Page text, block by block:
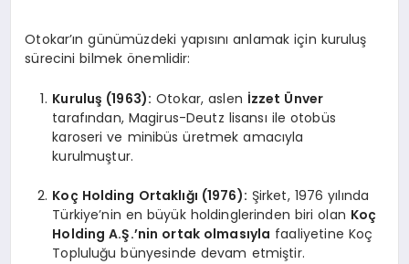
Otokar’ın günümüzdeki yapısını anlamak için kuruluş
sürecini bilmek önemlidir:
Kuruluş (1963): Otokar, aslen İzzet Ünver
tarafından, Magirus-Deutz lisansı ile otobüs
karoseri ve minibüs üretmek amacıyla
kurulmuştur.
Koç Holding Ortaklığı (1976): Şirket, 1976 yılında
Türkiye’nin en büyük holdinglerinden biri olan Koç
Holding A.Ş.’nin ortak olmasıyla faaliyetine Koç
Topluluğu bünyesinde devam etmiştir.